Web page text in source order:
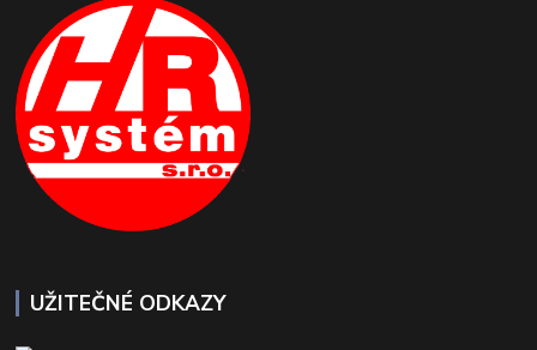
UŽITEČNÉ ODKAZY